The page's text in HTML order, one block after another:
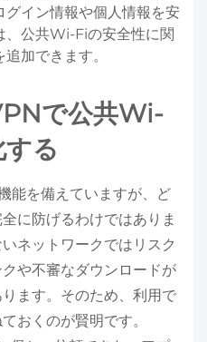
グイン情報や個人情報を安
、公共Wi-Fiの安全性に関
加できます。
で公共Wi-
る
能を備えていますが、ど
に防げるわけではありま
ネットワークではリスク
や不審なダウンロードが
ます。そのため、利用で
おくのが賢明です。